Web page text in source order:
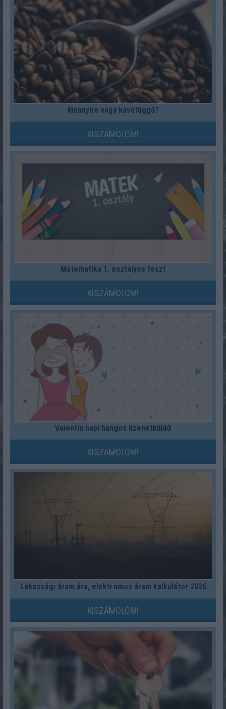
Mennyire vagy kávéfüggő?
KISZÁMOLOM!
Matematika 1. osztályos teszt
KISZÁMOLOM!
Valentin napi hangos üzenetküldő
KISZÁMOLOM!
Lakossági áram ára, elektromos áram kalkulátor 2026
KISZÁMOLOM!